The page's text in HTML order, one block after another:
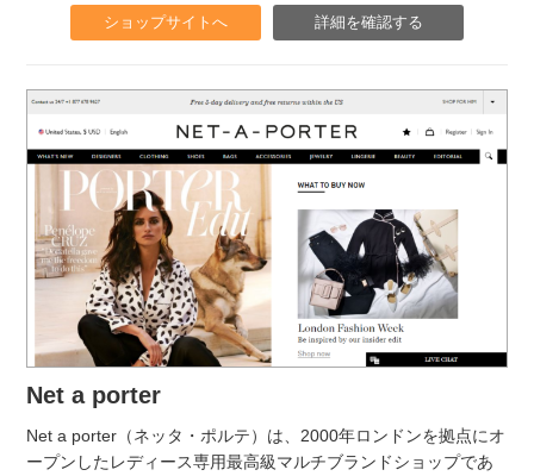
ショップサイトへ 詳細を確認する
Net a porter
Net a porter（ネッタ・ポルテ）は、2000年ロンドンを拠点にオ
ープンしたレディース専用最高級マルチブランドショップであ